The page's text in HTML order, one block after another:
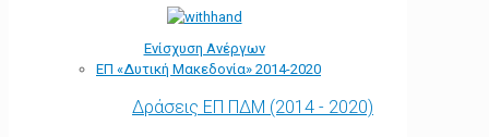
Ενίσχυση Ανέργων
ΕΠ «Δυτική Μακεδονία» 2014-2020
Δράσεις ΕΠ ΠΔΜ (2014 - 2020)